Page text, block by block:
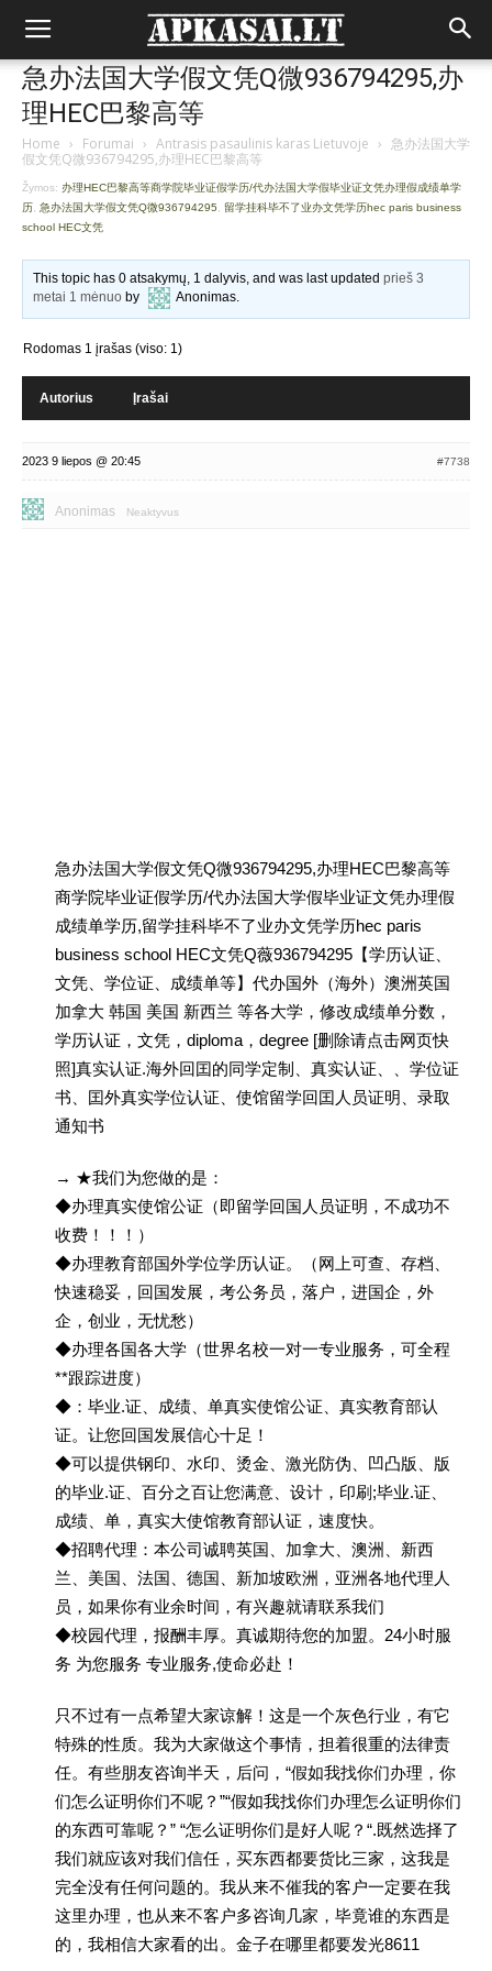
急办法国大学假文凭Q微936794295,办
理HEC巴黎高等
Home › Forumai › Antrasis pasaulinis karas Lietuvoje › 急办法国大学
假文凭Q微936794295,办理HEC巴黎高等
Žymos: 办理HEC巴黎高等商学院毕业证假学历/代办法国大学假毕业证文凭办理假成绩单学
历 急办法国大学假文凭Q微936794295
留学挂科毕不了业办文凭学历hec paris business
school HEC文凭
This topic has 0 atsakymų, 1 dalyvis, and was last updatedprieš 3
metai 1 mėnuo by Anonimas.
Rodomas 1 įrašas (viso: 1)
Autorius Įrašai
2023 9 liepos @ 20:45 #7738
Anonimas Neaktyvus
急办法国大学假文凭Q微936794295,办理HEC巴黎高等
商学院毕业证假学历/代办法国大学假毕业证文凭办理假
成绩单学历,留学挂科毕不了业办文凭学历hec paris
business school HEC文凭Q薇936794295【学历认证、
文凭、学位证、成绩单等】代办国外（海外）澳洲英国
加拿大 韩国 美国 新西兰 等各大学，修改成绩单分数，
学历认证，文凭，diploma，degree [删除请点击网页快
照]真实认证.海外回囯的同学定制、真实认证、、学位证
书、囯外真实学位认证、使馆留学回囯人员证明、录取
通知书
→ ★我们为您做的是：
◆办理真实使馆公证（即留学回国人员证明，不成功不
收费！！！）
◆办理教育部国外学位学历认证。（网上可查、存档、
快速稳妥，回国发展，考公务员，落户，进国企，外
企，创业，无忧愁）
◆办理各国各大学（世界名校一对一专业服务，可全程
**跟踪进度）
◆：毕业.证、成绩、单真实使馆公证、真实教育部认
证。让您回国发展信心十足！
◆可以提供钢印、水印、烫金、激光防伪、凹凸版、版
的毕业.证、百分之百让您满意、设计，印刷;毕业.证、
成绩、单，真实大使馆教育部认证，速度快。
◆招聘代理：本公司诚聘英国、加拿大、澳洲、新西
兰、美国、法国、德国、新加坡欧洲，亚洲各地代理人
员，如果你有业余时间，有兴趣就请联系我们
◆校园代理，报酬丰厚。真诚期待您的加盟。24小时服
务 为您服务 专业服务,使命必赴！
只不过有一点希望大家谅解！这是一个灰色行业，有它
特殊的性质。我为大家做这个事情，担着很重的法律责
任。有些朋友咨询半天，后问，“假如我找你们办理，你
们怎么证明你们不呢？”“假如我找你们办理怎么证明你们
的东西可靠呢？” “怎么证明你们是好人呢？“.既然选择了
我们就应该对我们信任，买东西都要货比三家，这我是
完全没有任何问题的。我从来不催我的客户一定要在我
这里办理，也从来不客户多咨询几家，毕竟谁的东西是
的，我相信大家看的出。金子在哪里都要发光8611